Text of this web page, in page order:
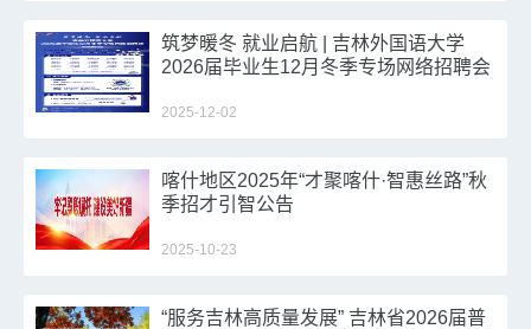
筑梦暖冬 就业启航 | 吉林外国语大学
2026届毕业生12月冬季专场网络招聘会
2025-12-02
喀什地区2025年“才聚喀什·智惠丝路”秋
季招才引智公告
2025-10-23
“服务吉林高质量发展” 吉林省2026届普